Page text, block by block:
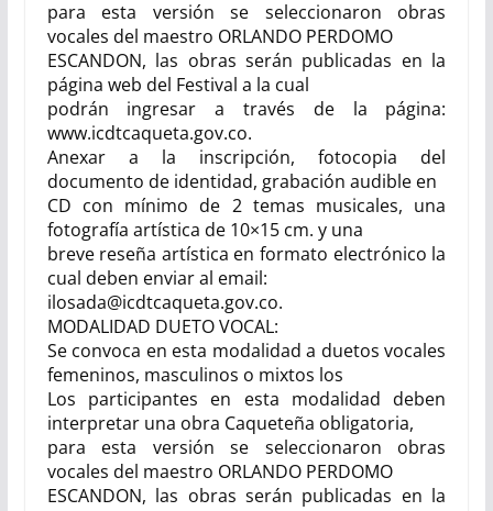
para esta versión se seleccionaron obras
vocales del maestro ORLANDO PERDOMO
ESCANDON, las obras serán publicadas en la
página web del Festival a la cual
podrán ingresar a través de la página:
www.icdtcaqueta.gov.co.
Anexar a la inscripción, fotocopia del
documento de identidad, grabación audible en
CD con mínimo de 2 temas musicales, una
fotografía artística de 10×15 cm. y una
breve reseña artística en formato electrónico la
cual deben enviar al email:
ilosada@icdtcaqueta.gov.co.
MODALIDAD DUETO VOCAL:
Se convoca en esta modalidad a duetos vocales
femeninos, masculinos o mixtos los
Los participantes en esta modalidad deben
interpretar una obra Caqueteña obligatoria,
para esta versión se seleccionaron obras
vocales del maestro ORLANDO PERDOMO
ESCANDON, las obras serán publicadas en la